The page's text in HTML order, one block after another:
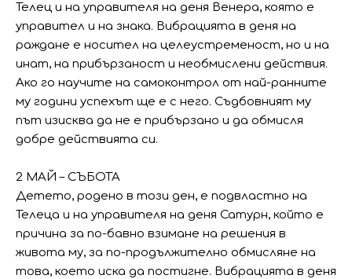
Телец и на управителя на деня Венера, която е
управител и на знака. Вибрацията в деня на
раждане е носител на целеустременост, но и на
инат, на прибързаност и необмислени действия.
Ако го научите на самоконтрол от най-ранните
му години успехът ще е с него. Съдбовният му
път изисква да не е прибързано и да обмисля
добре действията си.
2 МАЙ – СЪБОТА
Детето, родено в този ден, е подвластно на
Телеца и на управителя на деня Сатурн, който е
причина за по-бавно взимане на решения в
живота му, за по-продължително обмисляне на
това, което иска да постигне. Вибрацията в деня